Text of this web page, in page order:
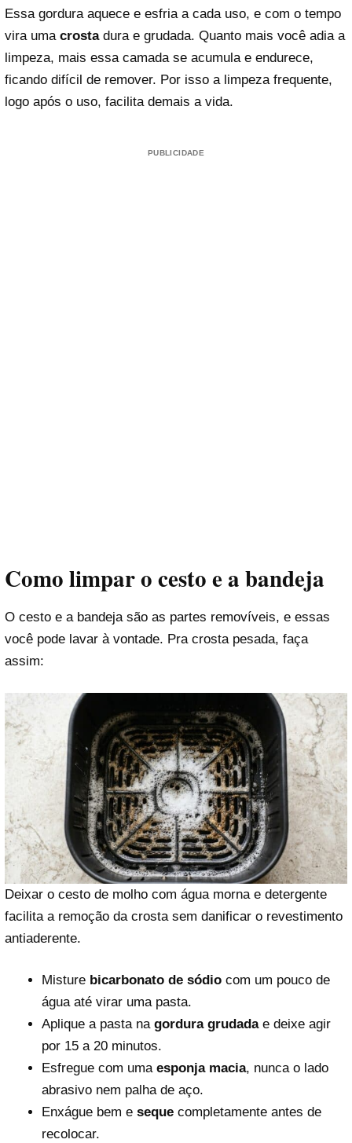
Essa gordura aquece e esfria a cada uso, e com o tempo
vira uma crostadura e grudada. Quanto mais você adia a
limpeza, mais essa camada se acumula e endurece,
ficando difícil de remover. Por isso a limpeza frequente,
logo após o uso, facilita demais a vida.
PUBLICIDADE
Como limpar o cesto e a bandeja
O cesto e a bandeja são as partes removíveis, e essas
você pode lavar à vontade. Pra crosta pesada, faça
assim:
Deixar o cesto de molho com água morna e detergente
facilita a remoção da crosta sem danificar o revestimento
antiaderente.
Misture bicarbonato de sódiocom um pouco de
água até virar uma pasta.
Aplique a pasta na gordura grudadae deixe agir
por 15 a 20 minutos.
Esfregue com uma esponja macia, nunca o lado
abrasivo nem palha de aço.
Enxágue bem e sequecompletamente antes de
recolocar.